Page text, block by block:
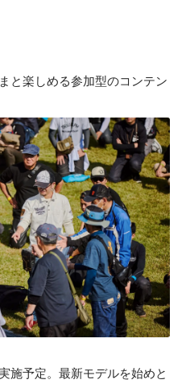
と楽しめる参加型のコンテン
施予定。最新モデルを始めと